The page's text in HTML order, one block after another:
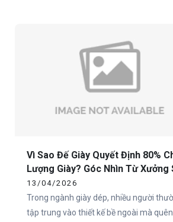
sản xuất đế giày thể thao uy tín là yếu tố
sống còn đối với các thương hiệu.
Vì Sao Đế Giày Quyết Định 80%
Lượng Giày? Góc Nhìn Từ Xưởng
Xuất
13/04/2026
Trong ngành giày dép, nhiều người
tập trung vào thiết kế bề ngoài mà